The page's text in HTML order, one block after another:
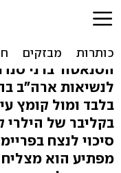
המועמד
רוצה
הסנאטור ברני
לנשיאות ארה"ב
בלבד ומול קומץ
בקליבר של הילרי
סיכוי לנצח
מפתיע הוא